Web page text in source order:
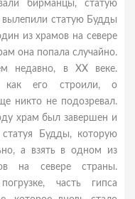
бирманцы, статую
вылепили статую Будды
из храмов на севере
она попала случайно.
недавно, в XX веке.
его строили, о
никто не подозревал.
храм был завершен и
Будды, которую
а взять в одном из
на севере страны.
часть гипса